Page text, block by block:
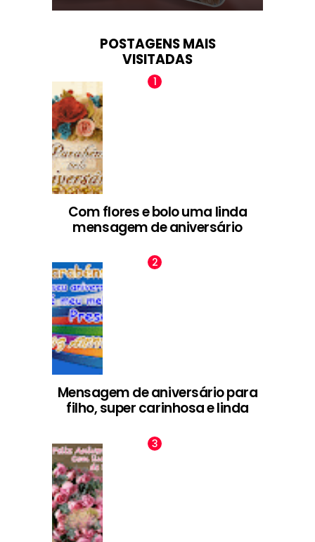
POSTAGENS MAIS
VISITADAS
Com flores e bolo uma linda
mensagem de aniversário
Mensagem de aniversário para
filho, super carinhosa e linda